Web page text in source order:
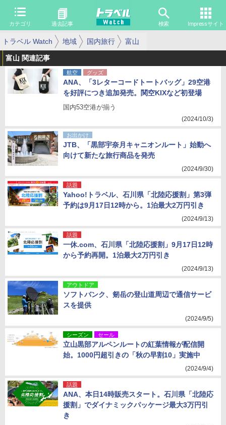
カテゴリ 過去記事 検索 Impressサイト
トラベル Watch 地域 国内旅行 富山
富山 関連記事
航空 グッズ
ANA、「3レターコードトートバッグ」29空港
を好評につき追加発売。関空KIXなど初登場
国内53空港が揃う
(2024/10/3)
お出かけ
JTB、「黒部宇奈月キャニオンルート」始動へ
向けて新たな旅行商品を発売
(2024/9/30)
話題
Yahoo!トラベル、石川県「北陸応援割」第3弾
予約は9月17日12時から。1泊最大2万円引き
(2024/9/13)
話題
一休.com、石川県「北陸応援割」9月17日12時
から予約再開。1泊最大2万円引き
(2024/9/13)
アウトドア
ソフトバンク、剱岳の登山道周辺で通信サービ
スを提供
(2024/9/5)
シーズン セール
立山黒部アルペンルートの紅葉情報が配信開
始。1000円超引きの「秋の早割10」実施中
(2024/9/4)
話題
ANA、本日14時販売スタート。石川県「北陸応
援割」でダイナミックパッケージ最大3万円引
き